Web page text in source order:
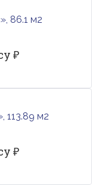
86.1 м2
₽
113.89 м2
₽